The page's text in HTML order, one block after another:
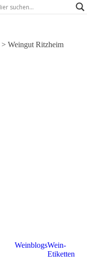
> Weingut Ritzheim
WeinblogsWein-
Etiketten